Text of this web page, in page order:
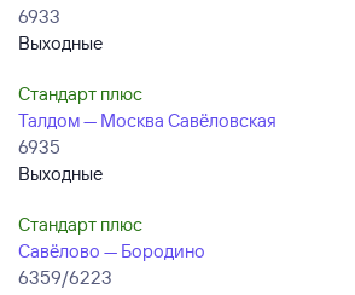
6933
Выходные
Стандарт плюс
Талдом — Москва Савёловская
6935
Выходные
Стандарт плюс
Савёлово — Бородино
6359/6223